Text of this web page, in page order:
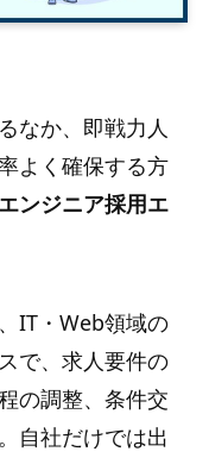
なか、即戦力人
よく確保する方
ンジニア採用エ
IT・Web領域の
で、求人要件の
の調整、条件交
自社だけでは出